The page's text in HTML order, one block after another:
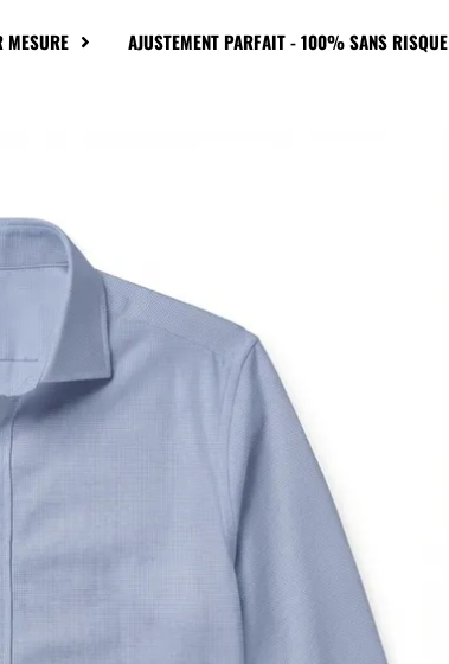
MESURE AJUSTEMENT PARFAIT - 100% SANS RISQUE